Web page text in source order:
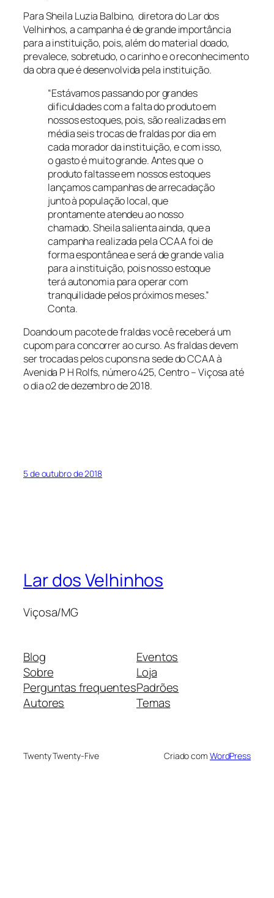
Para Sheila Luzia Balbino, diretora do Lar dos
Velhinhos, a campanha é de grande importância
para a instituição, pois, além do material doado,
prevalece, sobretudo, o carinho e o reconhecimento
da obra que é desenvolvida pela instituição.
“Estávamos passando por grandes
dificuldades com a falta do produto em
nossos estoques, pois, são realizadas em
média seis trocas de fraldas por dia em
cada morador da instituição, e com isso,
o gasto é muito grande. Antes que o
produto faltasse em nossos estoques
lançamos campanhas de arrecadação
junto à população local, que
prontamente atendeu ao nosso
chamado. Sheila salienta ainda, que a
campanha realizada pela CCAA foi de
forma espontânea e será de grande valia
para a instituição, pois nosso estoque
terá autonomia para operar com
tranquilidade pelos próximos meses.”
Conta.
Doando um pacote de fraldas você receberá um
cupom para concorrer ao curso. As fraldas devem
ser trocadas pelos cupons na sede do CCAA à
Avenida P H Rolfs, número 425, Centro – Viçosa até
o dia o2 de dezembro de 2018.
5 de outubro de 2018
Lar dos Velhinhos
Viçosa/MG
Blog
Sobre
Perguntas frequentes
Autores
Eventos
Loja
Padrões
Temas
Twenty Twenty-Five Criado com WordPress